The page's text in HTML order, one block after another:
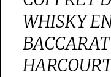
WHISKY